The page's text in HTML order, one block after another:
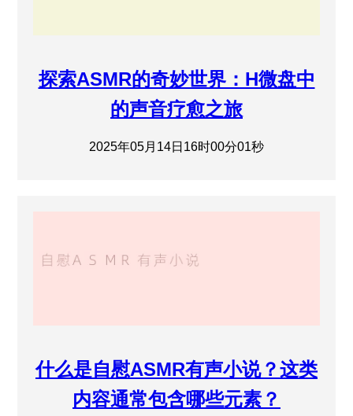
探索ASMR的奇妙世界：H微盘中
的声音疗愈之旅
2025年05月14日16时00分01秒
什么是自慰ASMR有声小说？这类
内容通常包含哪些元素？